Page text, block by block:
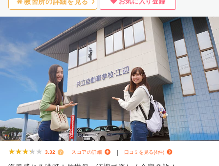
★★★★★
★★★★★ 3.32 スコアの詳細 口コミを見る(4件)